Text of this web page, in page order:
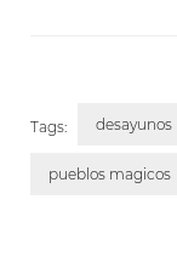
Tags: desayunos
pueblos magicos